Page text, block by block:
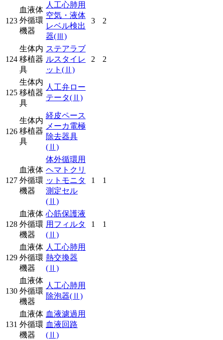
123
血液体
外循環
機器
人工心肺用
空気・液体
レベル検出
器(Ⅲ)
3 2
124
生体内
移植器
具
ステアラブ
ルスタイレ
ット (Ⅱ)
2 2
125
生体内
移植器
具
人工弁ロー
テータ(Ⅱ)
126
生体内
移植器
具
経皮ペース
メーカ電極
除去器具
(Ⅱ)
127
血液体
外循環
機器
体外循環用
ヘマトクリ
ットモニタ
測定セル
(Ⅱ)
1 1
128
血液体
外循環
機器
心筋保護液
用フィルタ
(Ⅱ)
1 1
129
血液体
外循環
機器
人工心肺用
熱交換器
(Ⅱ)
130
血液体
外循環
機器
人工心肺用
除泡器(Ⅱ)
131
血液体
外循環
機器
血液濾過用
血液回路
(Ⅱ)